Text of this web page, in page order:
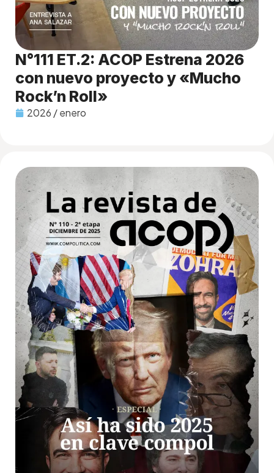
N°111 ET.2: ACOP Estrena 2026
con nuevo proyecto y «Mucho
Rock’n Roll»
2026 / enero